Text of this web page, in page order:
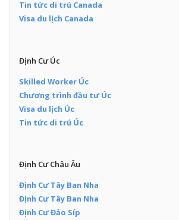
Tin tức di trú Canada
Visa du lịch Canada
Định Cư Úc
Skilled Worker Úc
Chương trình đầu tư Úc
Visa du lịch Úc
Tin tức di trú Úc
Định Cư Châu Âu
Định Cư Tây Ban Nha
Định Cư Tây Ban Nha
Định Cư Đảo Síp